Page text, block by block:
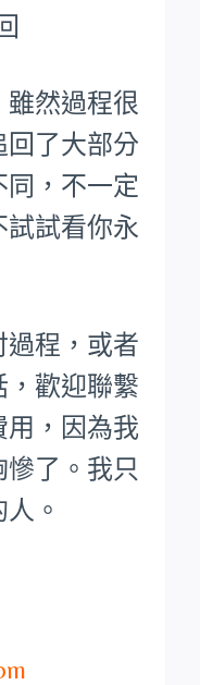
然過程很
回了大部分
，不一定
試試看你永
過程，或者
，歡迎聯繫
用，因為我
了。我只
。